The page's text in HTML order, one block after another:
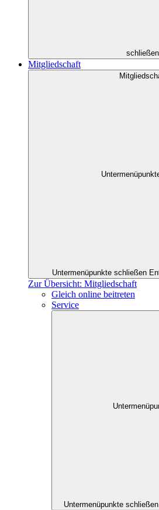
schließen
Mitgliedschaft
Untermenüpunkte schließen
Zur Übersicht: Mitgliedschaft
Gleich online beitreten
Service
Untermenüpunkte schließen